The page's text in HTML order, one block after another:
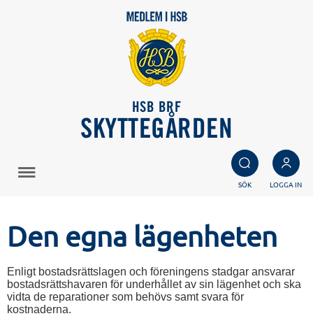
HSB BRF
SKYTTEGÅRDEN
SÖK LOGGA IN
Den egna lägenheten
Enligt bostadsrättslagen och föreningens stadgar ansvarar
bostadsrättshavaren för underhållet av sin lägenhet och ska
vidta de reparationer som behövs samt svara för
kostnaderna.